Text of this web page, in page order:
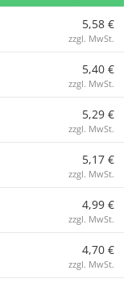
5,58 €
zzgl. MwSt.
5,40 €
zzgl. MwSt.
5,29 €
zzgl. MwSt.
5,17 €
zzgl. MwSt.
4,99 €
zzgl. MwSt.
4,70 €
zzgl. MwSt.